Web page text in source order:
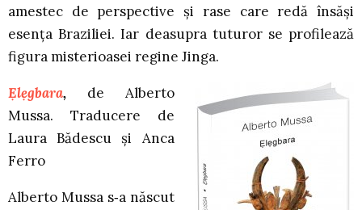
amestec de perspective şi rase care redă însăşi
esenţa Braziliei. Iar deasupra tuturor se profilează
figura misterioasei regine Jinga.
Ẹlẹgbara, de Alberto
Mussa. Traducere de
Laura Bădescu și Anca
Ferro
Alberto Mussa s‑a născut